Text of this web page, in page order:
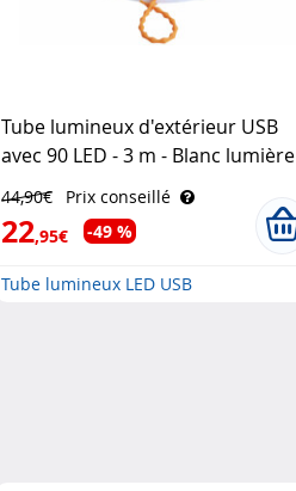
Tube lumineux d'extérieur USB
avec 90 LED - 3 m - Blanc lumière
44,90€ Prix conseillé
22,95€ -49 %
Tube lumineux LED USB